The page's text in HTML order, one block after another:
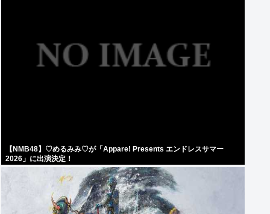
【NMB48】♡めるみみ♡が「Appare! Presents エンドレスサマー
2026」に出演決定！